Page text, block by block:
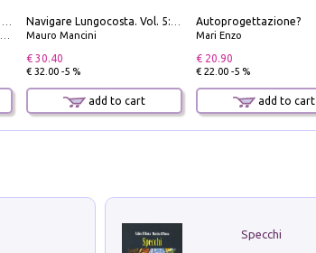
Mauro Mancini
€ 30.40
€ 32.00 -5 %
add to cart
Autoprogettazione?
Mari Enzo
€ 20.90
€ 22.00 -5 %
add to cart
Specchi